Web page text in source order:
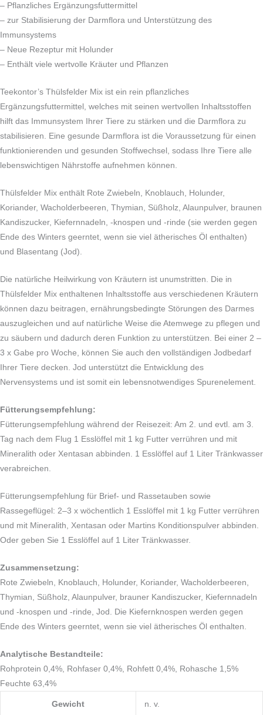
– Pflanzliches Ergänzungsfuttermittel
– zur Stabilisierung der Darmflora und Unterstützung des
Immunsystems
– Neue Rezeptur mit Holunder
– Enthält viele wertvolle Kräuter und Pflanzen
Teekontor’s Thülsfelder Mix ist ein rein pflanzliches
Ergänzungsfuttermittel, welches mit seinen wertvollen Inhaltsstoffen
hilft das Immunsystem Ihrer Tiere zu stärken und die Darmflora zu
stabilisieren. Eine gesunde Darmflora ist die Voraussetzung für einen
funktionierenden und gesunden Stoffwechsel, sodass Ihre Tiere alle
lebenswichtigen Nährstoffe aufnehmen können.
Thülsfelder Mix enthält Rote Zwiebeln, Knoblauch, Holunder,
Koriander, Wacholderbeeren, Thymian, Süßholz, Alaunpulver, braunen
Kandiszucker, Kiefernnadeln, -knospen und -rinde (sie werden gegen
Ende des Winters geerntet, wenn sie viel ätherisches Öl enthalten)
und Blasentang (Jod).
Die natürliche Heilwirkung von Kräutern ist unumstritten. Die in
Thülsfelder Mix enthaltenen Inhaltsstoffe aus verschiedenen Kräutern
können dazu beitragen, ernährungsbedingte Störungen des Darmes
auszugleichen und auf natürliche Weise die Atemwege zu pflegen und
zu säubern und dadurch deren Funktion zu unterstützen. Bei einer 2 –
3 x Gabe pro Woche, können Sie auch den vollständigen Jodbedarf
Ihrer Tiere decken. Jod unterstützt die Entwicklung des
Nervensystems und ist somit ein lebensnotwendiges Spurenelement.
Fütterungsempfehlung:
Fütterungsempfehlung während der Reisezeit: Am 2. und evtl. am 3.
Tag nach dem Flug 1 Esslöffel mit 1 kg Futter verrühren und mit
Mineralith oder Xentasan abbinden. 1 Esslöffel auf 1 Liter Tränkwasser
verabreichen.
Fütterungsempfehlung für Brief- und Rassetauben sowie
Rassegeflügel: 2–3 x wöchentlich 1 Esslöffel mit 1 kg Futter verrühren
und mit Mineralith, Xentasan oder Martins Konditionspulver abbinden.
Oder geben Sie 1 Esslöffel auf 1 Liter Tränkwasser.
Zusammensetzung:
Rote Zwiebeln, Knoblauch, Holunder, Koriander, Wacholderbeeren,
Thymian, Süßholz, Alaunpulver, brauner Kandiszucker, Kiefernnadeln
und -knospen und -rinde, Jod. Die Kiefernknospen werden gegen
Ende des Winters geerntet, wenn sie viel ätherisches Öl enthalten.
Analytische Bestandteile:
Rohprotein 0,4%, Rohfaser 0,4%, Rohfett 0,4%, Rohasche 1,5%
Feuchte 63,4%
Gewicht n. v.